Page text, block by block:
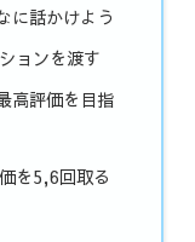
に話かけよう
ョンを渡す
高評価を目指
を5,6回取る